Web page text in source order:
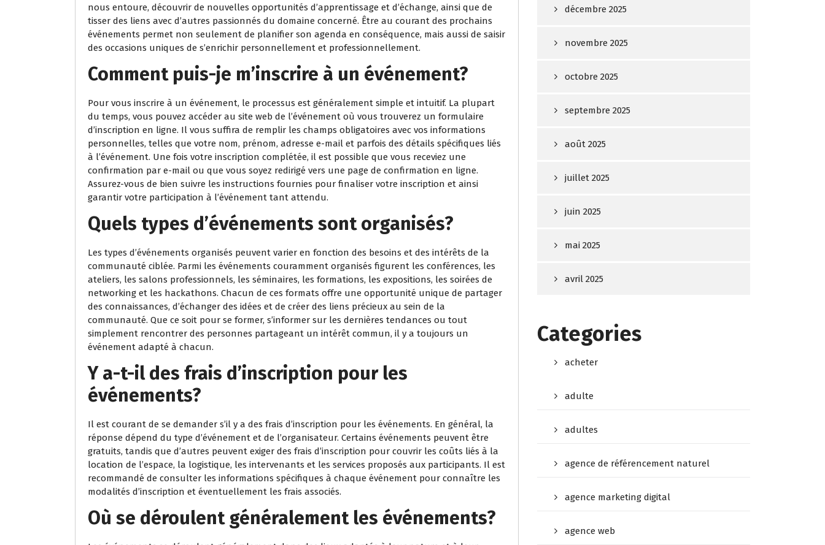
nous entoure, découvrir de nouvelles opportunités d’apprentissage et d’échange, ainsi que de
tisser des liens avec d’autres passionnés du domaine concerné. Être au courant des prochains
événements permet non seulement de planifier son agenda en conséquence, mais aussi de saisir
des occasions uniques de s’enrichir personnellement et professionnellement.
Comment puis-je m’inscrire à un événement?
Pour vous inscrire à un événement, le processus est généralement simple et intuitif. La plupart
du temps, vous pouvez accéder au site web de l’événement où vous trouverez un formulaire
d’inscription en ligne. Il vous suffira de remplir les champs obligatoires avec vos informations
personnelles, telles que votre nom, prénom, adresse e-mail et parfois des détails spécifiques liés
à l’événement. Une fois votre inscription complétée, il est possible que vous receviez une
confirmation par e-mail ou que vous soyez redirigé vers une page de confirmation en ligne.
Assurez-vous de bien suivre les instructions fournies pour finaliser votre inscription et ainsi
garantir votre participation à l’événement tant attendu.
Quels types d’événements sont organisés?
Les types d’événements organisés peuvent varier en fonction des besoins et des intérêts de la
communauté ciblée. Parmi les événements couramment organisés figurent les conférences, les
ateliers, les salons professionnels, les séminaires, les formations, les expositions, les soirées de
networking et les hackathons. Chacun de ces formats offre une opportunité unique de partager
des connaissances, d’échanger des idées et de créer des liens précieux au sein de la
communauté. Que ce soit pour se former, s’informer sur les dernières tendances ou tout
simplement rencontrer des personnes partageant un intérêt commun, il y a toujours un
événement adapté à chacun.
Y a-t-il des frais d’inscription pour les
événements?
Il est courant de se demander s’il y a des frais d’inscription pour les événements. En général, la
réponse dépend du type d’événement et de l’organisateur. Certains événements peuvent être
gratuits, tandis que d’autres peuvent exiger des frais d’inscription pour couvrir les coûts liés à la
location de l’espace, la logistique, les intervenants et les services proposés aux participants. Il est
recommandé de consulter les informations spécifiques à chaque événement pour connaître les
modalités d’inscription et éventuellement les frais associés.
Où se déroulent généralement les événements?
décembre 2025
novembre 2025
octobre 2025
septembre 2025
août 2025
juillet 2025
juin 2025
mai 2025
avril 2025
Categories
acheter
adulte
adultes
agence de référencement naturel
agence marketing digital
agence web